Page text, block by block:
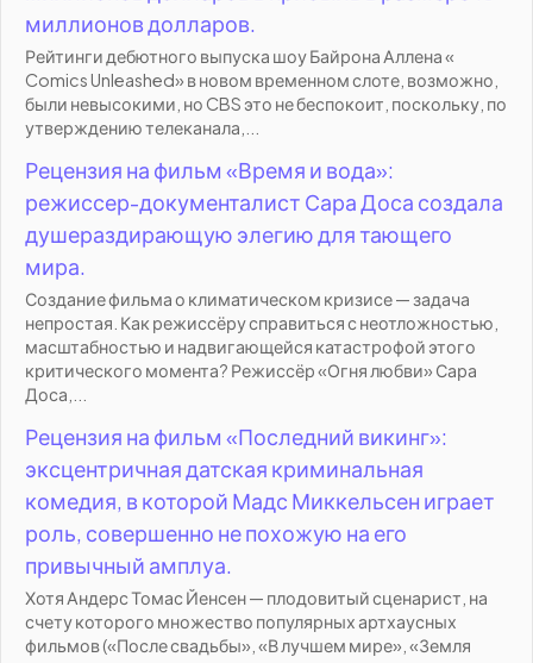
миллионов долларов.
Рейтинги дебютного выпуска шоу Байрона Аллена «
Comics Unleashed» в новом временном слоте, возможно,
были невысокими, но CBS это не беспокоит, поскольку, по
утверждению телеканала,...
Рецензия на фильм «Время и вода»:
режиссер-документалист Сара Доса создала
душераздирающую элегию для тающего
мира.
Создание фильма о климатическом кризисе — задача
непростая. Как режиссёру справиться с неотложностью,
масштабностью и надвигающейся катастрофой этого
критического момента? Режиссёр «Огня любви» Сара
Доса,...
Рецензия на фильм «Последний викинг»:
эксцентричная датская криминальная
комедия, в которой Мадс Миккельсен играет
роль, совершенно не похожую на его
привычный амплуа.
Хотя Андерс Томас Йенсен — плодовитый сценарист, на
счету которого множество популярных артхаусных
фильмов («После свадьбы», «В лучшем мире», «Земля